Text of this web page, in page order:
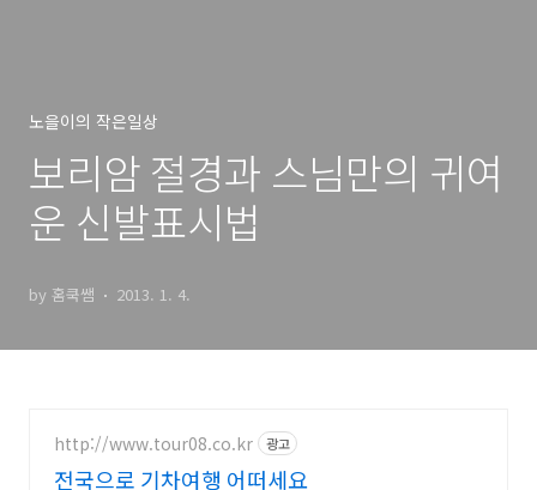
노을이의 작은일상
보리암 절경과 스님만의 귀여
운 신발표시법
by 홈쿡쌤 2013. 1. 4.
http://www.tour08.co.kr 광고
전국으로 기차여행 어떠세요